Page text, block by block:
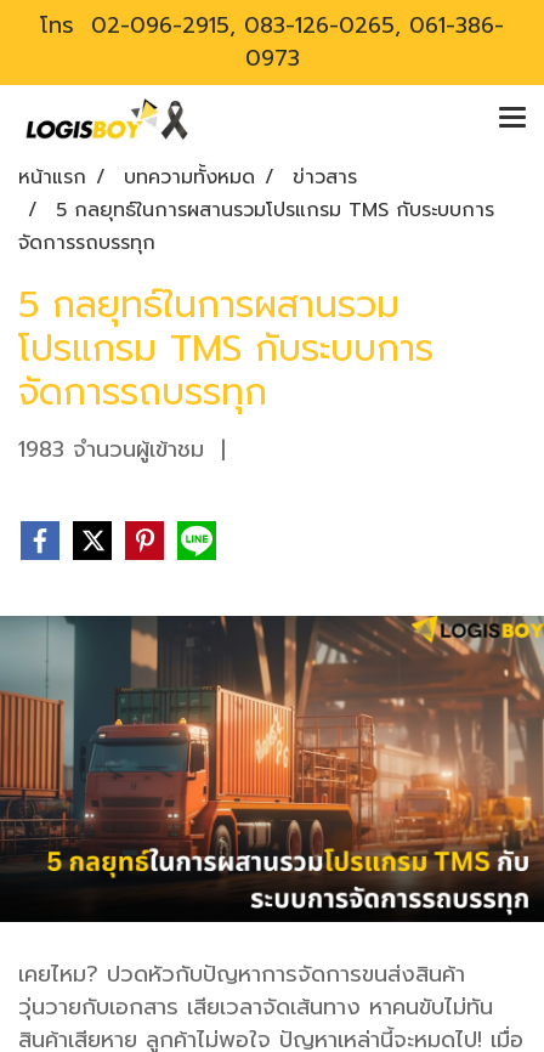
โทร 02-096-2915, 083-126-0265, 061-386-
0973
หน้าแรก บทความทั้งหมด
ข่าวสาร
5 กลยุทธ์ในการผสานรวมโปรแกรม TMS กับระบบการ
จัดการรถบรรทุก
5 กลยุทธ์ในการผสานรวม
โปรแกรม TMS กับระบบการ
จัดการรถบรรทุก
1983 จำนวนผู้เข้าชม |
เคยไหม? ปวดหัวกับปัญหาการจัดการขนส่งสินค้า
วุ่นวายกับเอกสาร เสียเวลาจัดเส้นทาง หาคนขับไม่ทัน
สินค้าเสียหาย ลูกค้าไม่พอใจ ปัญหาเหล่านี้จะหมดไป! เมื่อ